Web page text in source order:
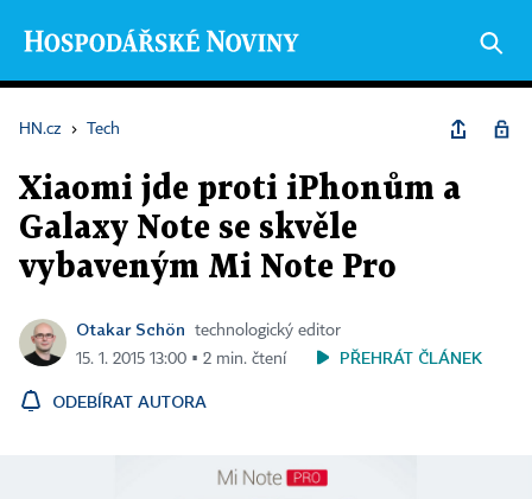
HN.cz › Tech
Xiaomi jde proti iPhonům a
Galaxy Note se skvěle
vybaveným Mi Note Pro
Otakar Schön
technologický editor
15. 1. 2015 13:00 ▪ 2 min. čtení
PŘEHRÁT ČLÁNEK
ODEBÍRAT AUTORA